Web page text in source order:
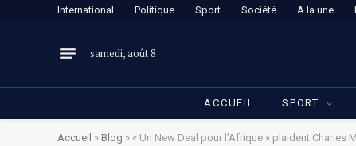
International Politique Sport Société A la une
samedi, août 8
ACCUEIL SPORT
Accueil » Blog » « Un New Deal pour l’Afrique » plaident